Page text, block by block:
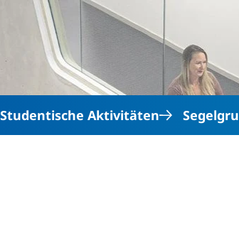
Direkt zum Inhalt
Studentische Aktivitäten